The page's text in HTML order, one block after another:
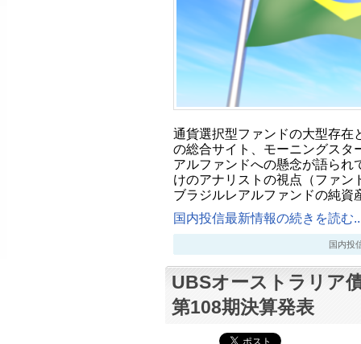
通貨選択型ファンドの大型存
の総合サイト、モーニングスタ
アルファンドへの懸念が語られ
けのアナリストの視点（ファン
ブラジルレアルファンドの純
国内投信最新情報の続きを読む
国内投
UBSオーストラリア
第108期決算発表